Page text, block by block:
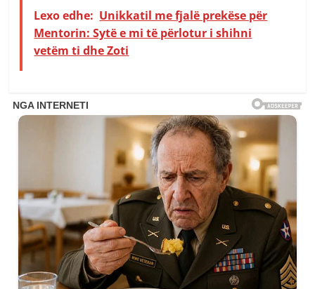
Lexo edhe: Unikkatil me fjalë prekëse për
Mentorin: Sytë e mi të përlotur i shihni
vetëm ti dhe Zoti